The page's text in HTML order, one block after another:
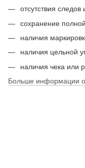
отсутствия следов
сохранение
наличия
наличия цельной
наличия чека или
Больше информации